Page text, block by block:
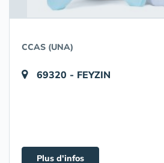
CCAS (UNA)
69320 - FEYZIN
Plus d'infos